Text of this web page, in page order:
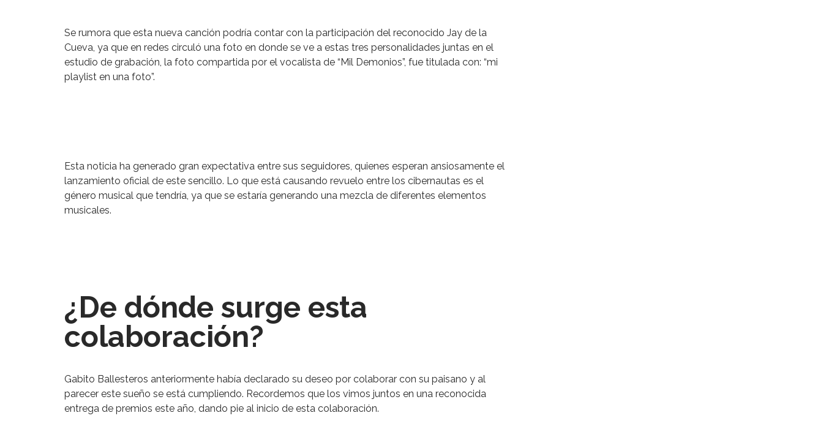
Se rumora que esta nueva canción podría contar con la participación del reconocido Jay de la
Cueva, ya que en redes circuló una foto en donde se ve a estas tres personalidades juntas en el
estudio de grabación, la foto compartida por el vocalista de “Mil Demonios”, fue titulada con: “mi
playlist en una foto”.
Esta noticia ha generado gran expectativa entre sus seguidores, quienes esperan ansiosamente el
lanzamiento oficial de este sencillo. Lo que está causando revuelo entre los cibernautas es el
género musical que tendría, ya que se estaría generando una mezcla de diferentes elementos
musicales.
¿De dónde surge esta
colaboración?
Gabito Ballesteros anteriormente había declarado su deseo por colaborar con su paisano y al
parecer este sueño se está cumpliendo. Recordemos que los vimos juntos en una reconocida
entrega de premios este año, dando pie al inicio de esta colaboración.